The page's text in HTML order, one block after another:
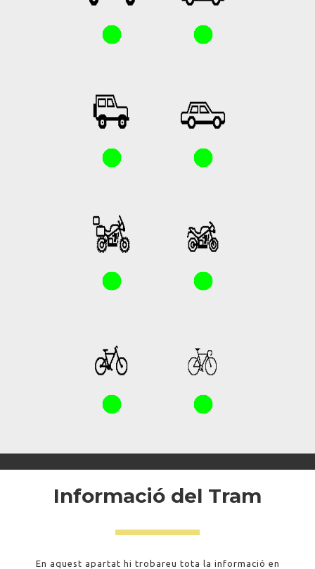
Informació del Tram
En aquest apartat hi trobareu tota la informació en